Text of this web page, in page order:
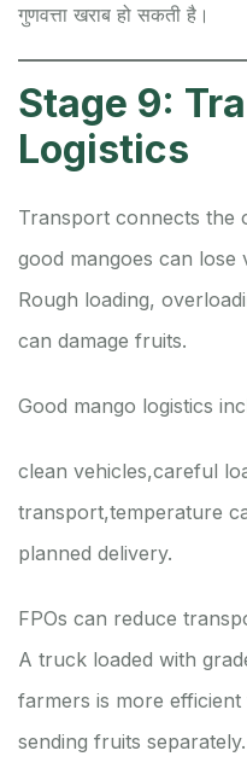
गुणवत्ता खराब हो सकती है।
Stage 9:
Logistics
Transport connects the
good mangoes can
Rough loading,
can damage fruits.
Good mango logistics
clean vehicles,careful
transport,temperature
planned delivery.
FPOs can reduce
A truck loaded with
farmers is more
sending fruits separately.